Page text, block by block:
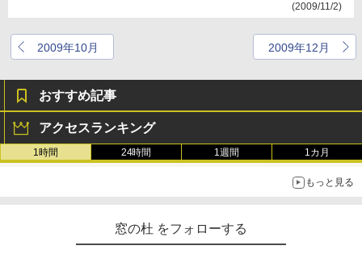
(2009/11/2)
2009年10月 2009年12月
おすすめ記事
アクセスランキング
1時間 24時間 1週間 1カ月
もっと見る
窓の杜 をフォローする